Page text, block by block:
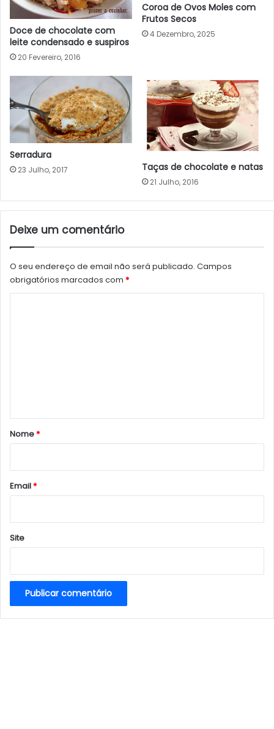
Doce de chocolate com
leite condensado e suspiros
20 Fevereiro, 2016
Coroa de Ovos Moles com
Frutos Secos
4 Dezembro, 2025
Serradura
23 Julho, 2017 Taças de chocolate e natas
21 Julho, 2016
Deixe um comentário
O seu endereço de email não será publicado. Campos
obrigatórios marcados com *
r
*
Nome*
Email*
Site